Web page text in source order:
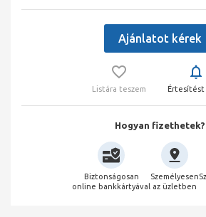
Ajánlatot kérek
Listára teszem Értesítést
Hogyan fizethetek?
Biztonságosan
online bankkártyával
Személyesen
az üzletben